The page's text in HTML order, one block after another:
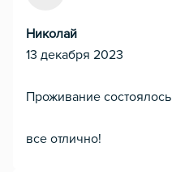
Николай
13 декабря 2023
Проживание состоялось
все отлично!